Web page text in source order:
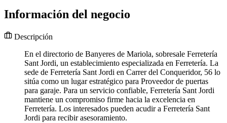
Información del negocio
Descripción
En el directorio de Banyeres de Mariola, sobresale Ferretería
Sant Jordi, un establecimiento especializada en Ferretería. La
sede de Ferretería Sant Jordi en Carrer del Conqueridor, 56 lo
sitúa como un lugar estratégico para Proveedor de puertas
para garaje. Para un servicio confiable, Ferretería Sant Jordi
mantiene un compromiso firme hacia la excelencia en
Ferretería. Los interesados pueden acudir a Ferretería Sant
Jordi para recibir asesoramiento.